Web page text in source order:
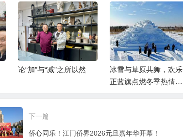
论“加”与“减”之所以然
冰雪与草原共舞，欢乐
正蓝旗点燃冬季热情
下一篇
侨心同乐！江门侨界2026元旦嘉年华开幕！